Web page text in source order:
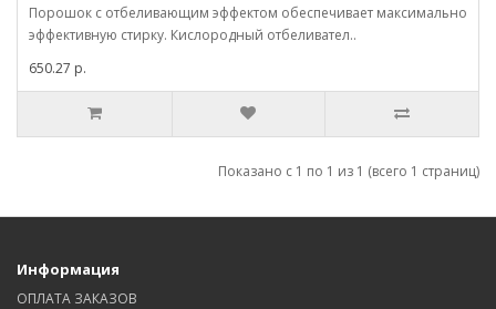
Порошок с отбеливающим эффектом обеспечивает максимально
эффективную стирку. Кислородный отбеливател..
650.27 р.
Показано с 1 по 1 из 1 (всего 1 страниц)
Информация
ОПЛАТА ЗАКАЗОВ